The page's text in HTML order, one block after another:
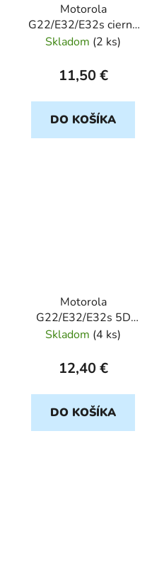
Motorola
G22/E32/E32s cierny
MATT
Skladom (2 ks)
11,50 €
DO KOŠÍKA
Motorola
G22/E32/E32s 5D
cierny ochranné sklo
Skladom (4 ks)
12,40 €
DO KOŠÍKA